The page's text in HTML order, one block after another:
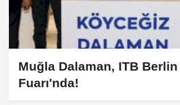
Muğla Dalaman, ITB
Fuarı'nda!